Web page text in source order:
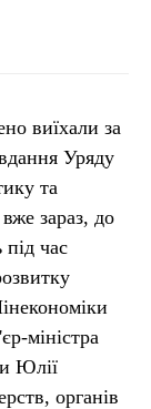
виїхали за
Уряду
та
зараз, до
час
міністра
Юлії
органів